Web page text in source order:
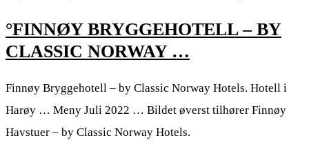
°FINNØY BRYGGEHOTELL – BY
CLASSIC NORWAY …
Finnøy Bryggehotell – by Classic Norway Hotels. Hotell i
Harøy … Meny Juli 2022 … Bildet øverst tilhører Finnøy
Havstuer – by Classic Norway Hotels.